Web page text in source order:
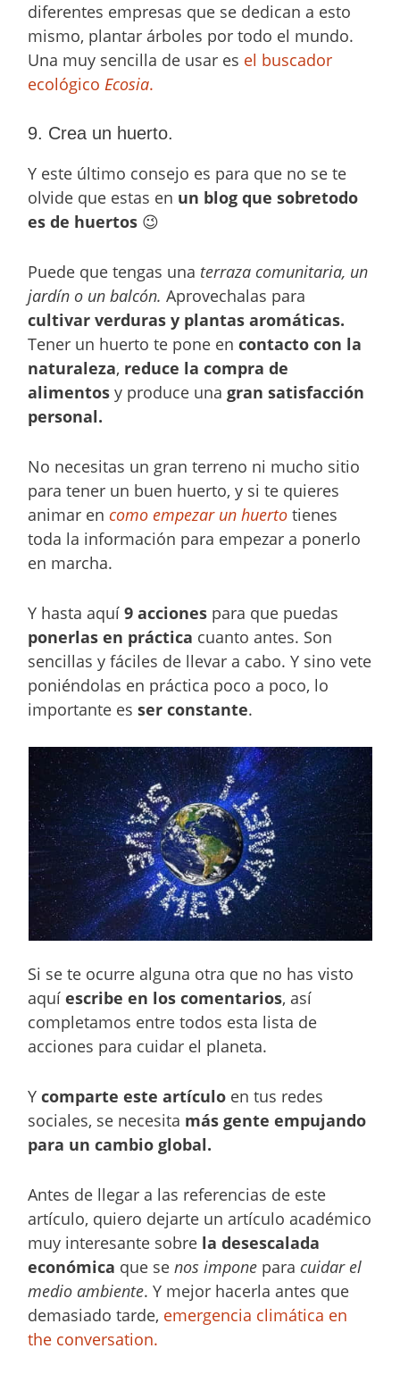
diferentes empresas que se dedican a esto
mismo, plantar árboles por todo el mundo.
Una muy sencilla de usar es el buscador
ecológico Ecosia.
9. Crea un huerto.
Y este último consejo es para que no se te
olvide que estas en un blog que sobretodo
es de huertos 😉
Puede que tengas una terraza comunitaria, un
jardín o un balcón. Aprovechalas para
cultivar verduras y plantas aromáticas.
Tener un huerto te pone encontacto con la
naturaleza, reduce la compra de
alimentos y produce unagran satisfacción
personal.
No necesitas un gran terreno ni mucho sitio
para tener un buen huerto, y si te quieres
animar encomo empezar un huerto tienes
toda la información para empezar a ponerlo
en marcha.
Y hasta aquí9 acciones para que puedas
ponerlas en práctica cuanto antes. Son
sencillas y fáciles de llevar a cabo. Y sino vete
poniéndolas en práctica poco a poco, lo
importante esser constante.
Si se te ocurre alguna otra que no has visto
aquíescribe en los comentarios, así
completamos entre todos esta lista de
acciones para cuidar el planeta.
Ycomparte este artículo en tus redes
sociales, se necesita más gente empujando
para un cambio global.
Antes de llegar a las referencias de este
artículo, quiero dejarte un artículo académico
muy interesante sobre la desescalada
económica que se nos impone para cuidar el
medio ambiente. Y mejor hacerla antes que
demasiado tarde, emergencia climática en
the conversation.